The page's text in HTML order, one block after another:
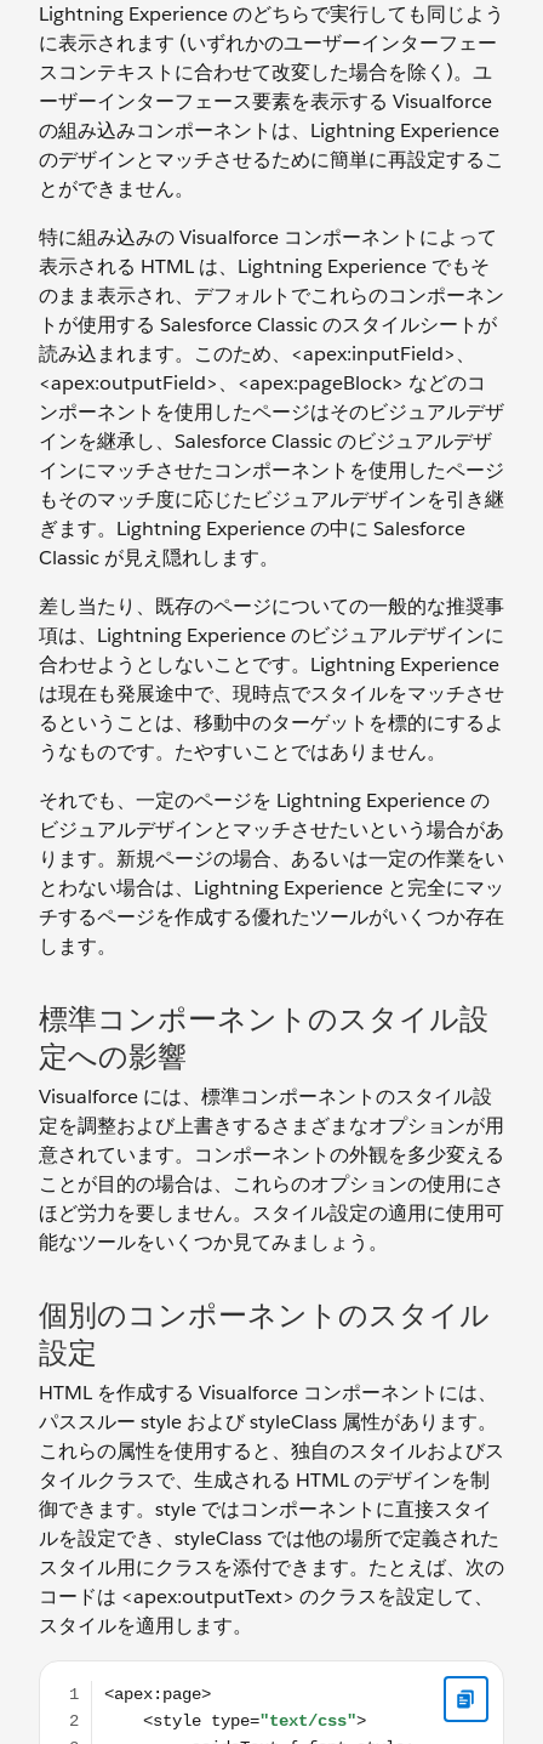
Lightning Experience のどちらで実行しても同じよう
に表示されます (いずれかのユーザーインターフェー
スコンテキストに合わせて改変した場合を除く)。ユ
ーザーインターフェース要素を表示する Visualforce
の組み込みコンポーネントは、Lightning Experience
のデザインとマッチさせるために簡単に再設定するこ
とができません。
特に組み込みの Visualforce コンポーネントによって
表示される HTML は、Lightning Experience でもそ
のまま表示され、デフォルトでこれらのコンポーネン
トが使用する Salesforce Classic のスタイルシートが
読み込まれます。このため、<apex:inputField>、
<apex:outputField>、<apex:pageBlock> などのコ
ンポーネントを使用したページはそのビジュアルデザ
インを継承し、Salesforce Classic のビジュアルデザ
インにマッチさせたコンポーネントを使用したページ
もそのマッチ度に応じたビジュアルデザインを引き継
ぎます。Lightning Experience の中に Salesforce
Classic が見え隠れします。
差し当たり、既存のページについての一般的な推奨事
項は、Lightning Experience のビジュアルデザインに
合わせようとしないことです。Lightning Experience
は現在も発展途中で、現時点でスタイルをマッチさせ
るということは、移動中のターゲットを標的にするよ
うなものです。たやすいことではありません。
それでも、一定のページを Lightning Experience の
ビジュアルデザインとマッチさせたいという場合があ
ります。新規ページの場合、あるいは一定の作業をい
とわない場合は、Lightning Experience と完全にマッ
チするページを作成する優れたツールがいくつか存在
します。
標準コンポーネントのスタイル設
定への影響
Visualforce には、標準コンポーネントのスタイル設
定を調整および上書きするさまざまなオプションが用
意されています。コンポーネントの外観を多少変える
ことが目的の場合は、これらのオプションの使用にさ
ほど労力を要しません。スタイル設定の適用に使用可
能なツールをいくつか見てみましょう。
個別のコンポーネントのスタイル
設定
HTML を作成する Visualforce コンポーネントには、
パススルー style および styleClass 属性があります。
これらの属性を使用すると、独自のスタイルおよびス
タイルクラスで、生成される HTML のデザインを制
御できます。style ではコンポーネントに直接スタイ
ルを設定でき、styleClass では他の場所で定義された
スタイル用にクラスを添付できます。たとえば、次の
コードは <apex:outputText> のクラスを設定して、
スタイルを適用します。
<apex:page> <style type="text/css"> .asideText {